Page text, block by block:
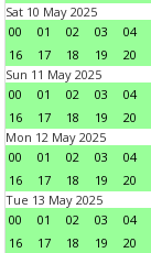
Sat 10 May 2025
00
01 02 03 04
16
17 18 19 20
Sun 11 May 2025
00
01 02 03 04
16
17 18 19 20
Mon 12 May 2025
00
01 02 03 04
16
17 18 19 20
Tue 13 May 2025
00
01 02 03 04
16
17 18 19 20